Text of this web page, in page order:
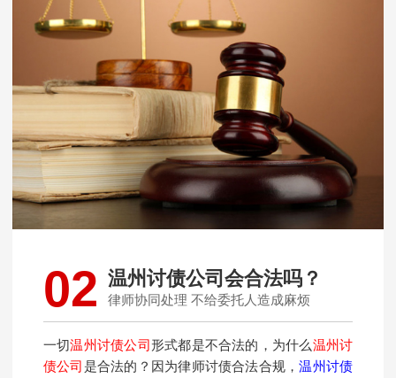
02 温州讨债公司会合法吗？
律师协同处理 不给委托人造成麻烦
一切温州讨债公司形式都是不合法的，为什么温州讨
债公司 是合法的？因为律师讨债合法合规，温州讨债